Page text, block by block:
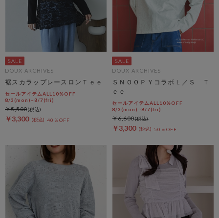
DOUX ARCHIVES
裾スカラップレースロンＴｅｅ
セールアイテムALL10%OFF
8/3(mon)~8/7(fri)
￥3,300 40％OFF
￥5,500
DOUX ARCHIVES
ＳＮＯＯＰＹコラボＬ／Ｓ Ｔ
ｅｅ
セールアイテムALL10%OFF
8/3(mon)~8/7(fri)
￥3,300 50％OFF
￥6,600